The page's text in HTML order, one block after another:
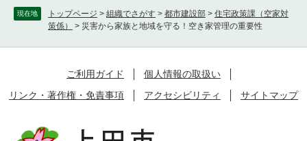
現在地 トップページ > 組織でさがす > 都市建設部 > 住宅政策課（空家対
策係）
> 災害から家族と地域を守る！空き家管理の重要性
ご利用ガイド
個人情報の取扱い
リンク・著作権・免責事項
アクセシビリティ サイトマップ